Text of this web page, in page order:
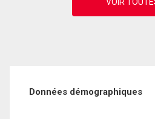
Données démographiques